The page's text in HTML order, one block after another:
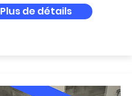
Plus de détails